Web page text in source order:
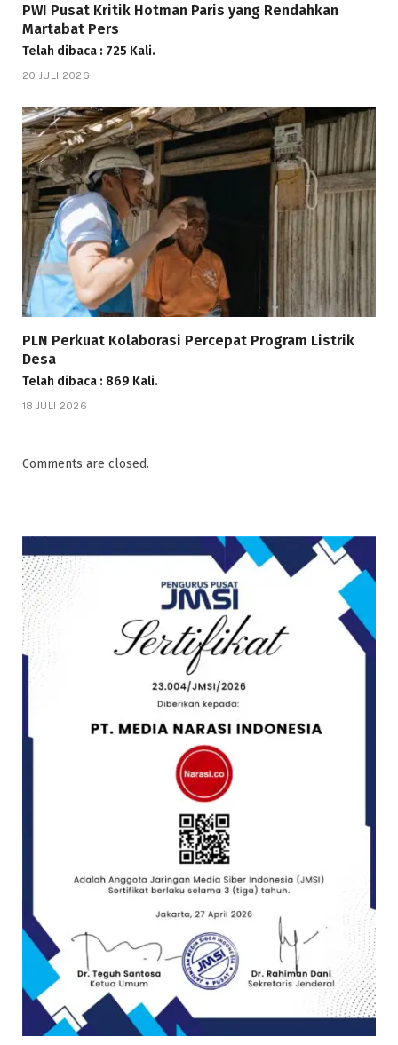
PWI Pusat Kritik Hotman Paris yang Rendahkan
Martabat Pers
Telah dibaca : 725 Kali.
20 JULI 2026
PLN Perkuat Kolaborasi Percepat Program Listrik
Desa
Telah dibaca : 869 Kali.
18 JULI 2026
Comments are closed.